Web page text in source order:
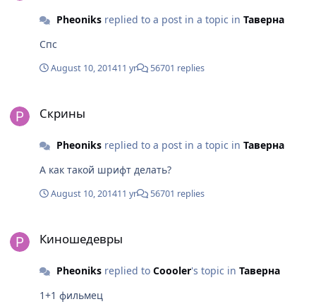
Pheoniksreplied to a post in a topic in Таверна
Спс
August 10, 201411 yr 56701 replies
Скрины
Pheoniksreplied to a post in a topic in Таверна
А как такой шрифт делать?
August 10, 201411 yr 56701 replies
Киношедевры
Pheoniksreplied to Coooler's topic in Таверна
1+1 фильмец